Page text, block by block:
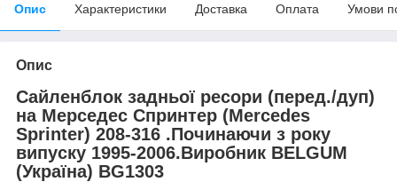
Опис Характеристики Доставка Оплата Умови
Опис
Сайленблок задньої ресори (перед./дуп)
на Мерседес Спринтер (Mercedes
Sprinter) 208-316 .Починаючи з року
випуску 1995-2006.Виробник BELGUM
(Україна) BG1303